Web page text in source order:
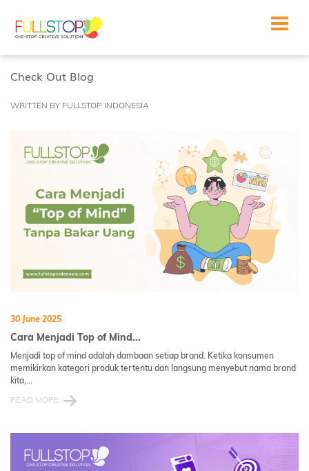
Toggle
Check Out Blog
WRITTEN BY FULLSTOP INDONESIA
30 June 2025
Cara Menjadi Top of Mind...
Menjadi top of mind adalah dambaan setiap brand. Ketika konsumen
memikirkan kategori produk tertentu dan langsung menyebut nama brand
kita,...
READ MORE